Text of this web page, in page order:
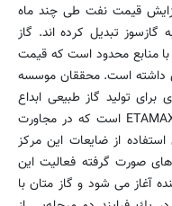
قیمت نفت طی چند ماه
گازسوز تبدیل كرده اند. گاز
منابع محدود است كه قیمت
داشته است. محققان موسسه
برای تولید گاز طبیعی ابداع
كرده اند. نیروگاه پایلوت بخشی از پروژه ETAMAX است كه در مجاورت
از ضایعات این مركز
صورت گرفته فعالیت این
آغاز می شود و گاز متان با